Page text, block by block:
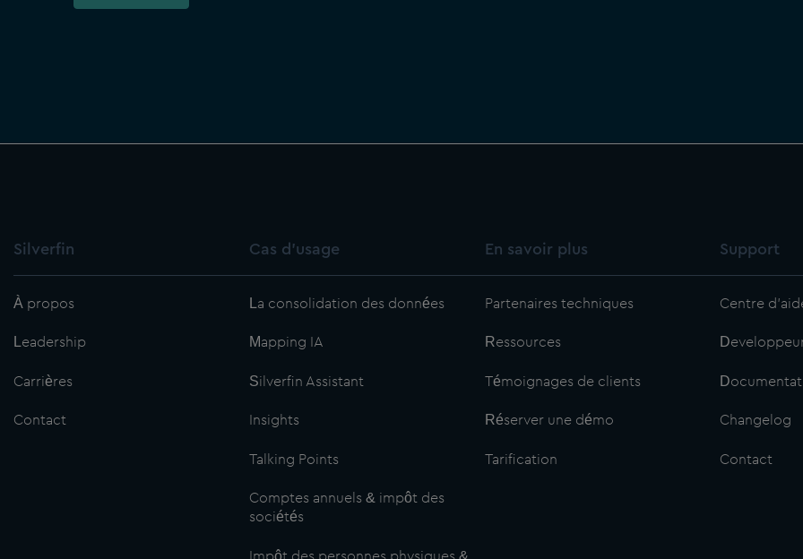
Silverfin
À propos
Leadership
Carrières
Contact
Cas d'usage
La consolidation des données
Mapping IA
Silverfin Assistant
Insights
Talking Points
Comptes annuels & impôt des
sociétés
Impôt des personnes physiques &
En savoir plus
Partenaires techniques
Ressources
Témoignages de clients
Réserver une démo
Tarification
Support
Centre
Changelog
Contact